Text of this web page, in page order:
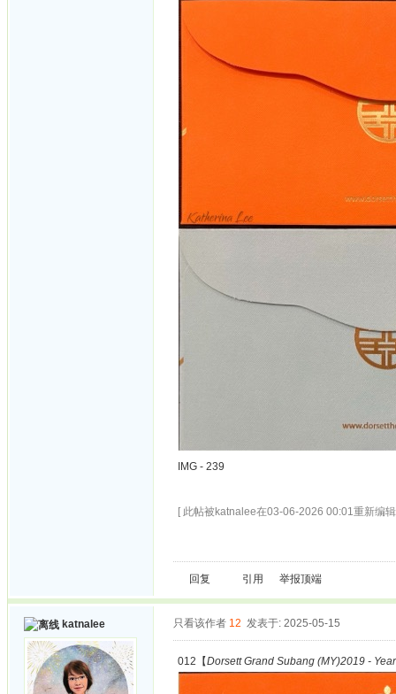
IMG - 239
[ 此帖被katnalee在03-06-2026 00:01重新编
回复 引用 举报顶端
katnalee 只看该作者 12 发表于: 2025-05-15
012【Dorsett Grand Subang (MY)2019 -